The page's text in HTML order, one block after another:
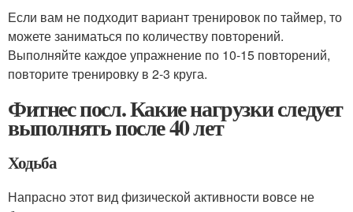
Если вам не подходит вариант тренировок по таймер, то
можете заниматься по количеству повторений.
Выполняйте каждое упражнение по 10-15 повторений,
повторите тренировку в 2-3 круга.
Фитнес посл. Какие нагрузки следует
выполнять после 40 лет
Ходьба
Напрасно этот вид физической активности вовсе не